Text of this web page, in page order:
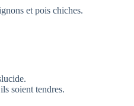
et pois chiches.
soient tendres.